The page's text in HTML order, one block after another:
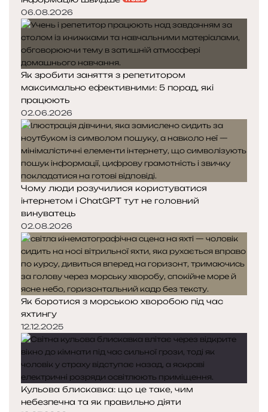
06.08.2026
Як зробити заняття з репетитором
максимально ефективними: 5 порад, які
працюють
02.06.2026
Чому люди розучилися користуватися
інтернетом і ChatGPT тут не головний
винуватець
02.08.2026
Як боротися з морською хворобою під час
яхтингу
12.12.2025
Кульова блискавка: що це таке, чим
небезпечна та як правильно діяти